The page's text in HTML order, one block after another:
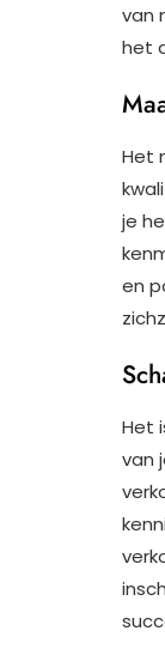
van
het
Het
je
en
Het
van